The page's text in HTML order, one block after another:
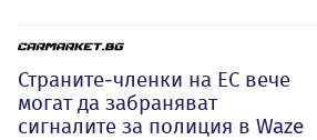
Страните-членки на ЕС вече
могат да забраняват
сигналите за полиция в Waze